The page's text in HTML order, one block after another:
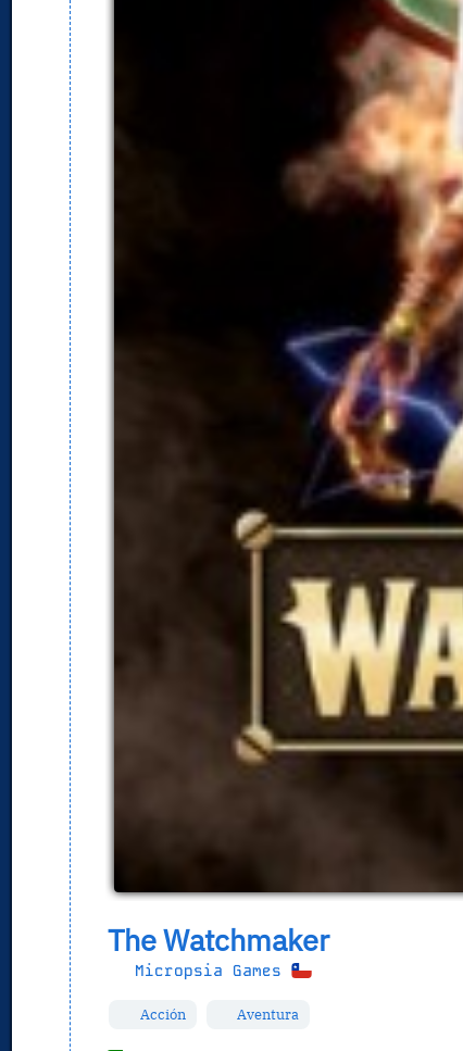
The Watchmaker
Micropsia Games
Acción Aventura